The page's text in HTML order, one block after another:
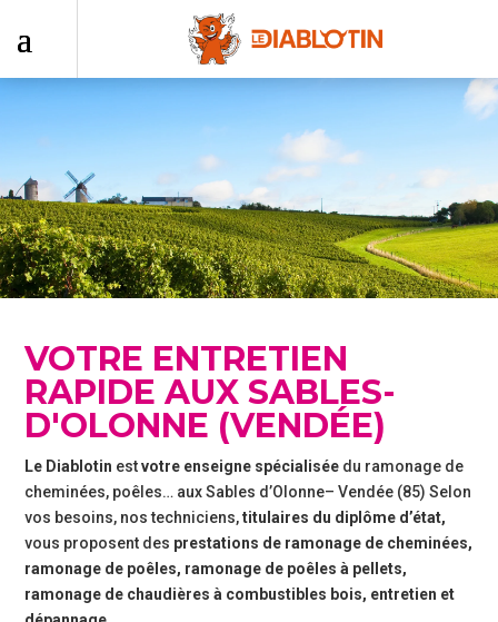
ramonage,
entretien
granulés
Ramonage
Tarifs
Réglementation
VOTRE ENTRETIEN
RAPIDE AUX SABLES-
D'OLONNE (VENDÉE)
Le Diablotin estvotre enseigne spécialisée du ramonage de
cheminées, poêles… aux Sables d’Olonne– Vendée (85) Selon
vos besoins, nos techniciens,titulaires du diplôme d’état,
vous proposent des prestations de ramonage de cheminées,
ramonage de poêles, ramonage de poêles à pellets,
ramonage de chaudières à combustibles bois, entretien et